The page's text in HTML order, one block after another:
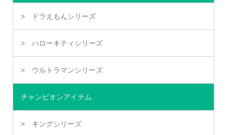
ドラえもんシリーズ
ハローキティシリーズ
ウルトラマンシリーズ
チャンピオンアイテム
キングシリーズ